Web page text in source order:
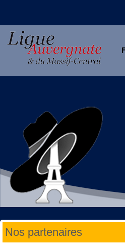
Nos partenaires